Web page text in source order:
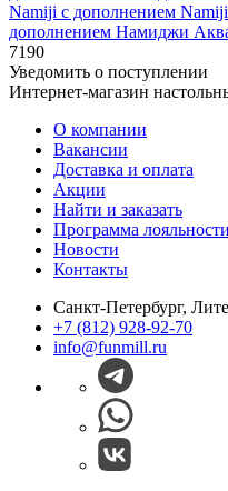
Namiji с дополнением
дополнением Намиджи
7190
Уведомить о поступлении
Интернет-магазин
О компании
Вакансии
Доставка и оплата
Акции
Найти и заказать
Программа лояльности
Новости
Контакты
Санкт-Петербург,
+7 (812) 928-92-70
info@funmill.ru